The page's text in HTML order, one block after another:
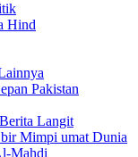
Hind
Pakistan
Langit
Mimpi umat Dunia
Mahdi